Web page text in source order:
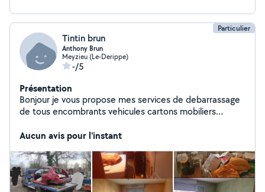
Particulier
Tintin brun
Anthony Brun
Meyzieu (Le-Derippe)
-/5
Présentation
Bonjour je vous propose mes services de debarrassage
de tous encombrants vehicules cartons mobiliers
et les alentours intervention rapide
Aucun avis pour l'instant